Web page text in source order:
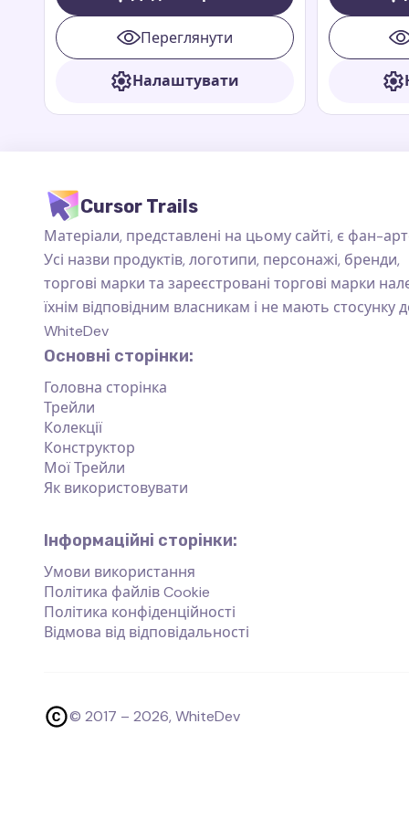
ведмедем з Перу з анімаційних книг
і фільмів Paddington.Переглянути
Налаштувати
улюбленцем
пригодам у
Paddington.
який
характер,
Cursor Trails
Матеріали, представлені на цьому сайті, є фан-
Усі назви продуктів, логотипи, персонажі, бренди,
торгові марки та зареєстровані торгові марки
їхнім відповідним власникам і не мають стосунку
WhiteDev
Основні сторінки:
Головна сторінка
Трейли
Колекції
Конструктор
Мої Трейли
Як використовувати
Інформаційні сторінки:
Умови використання
Політика файлів Cookie
Політика конфіденційності
Відмова від відповідальності
© 2017 – 2026, WhiteDev